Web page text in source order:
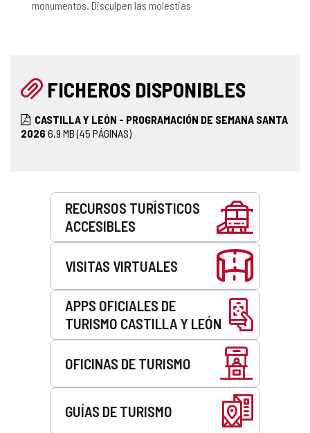
monumentos. Disculpen las molestias
FICHEROS DISPONIBLES
CASTILLA Y LEÓN - PROGRAMACIÓN DE SEMANA SANTA
2026 6,9 MB(45 PÁGINAS)
RECURSOS TURÍSTICOS
ACCESIBLES
VISITAS VIRTUALES
APPS OFICIALES DE
TURISMO CASTILLA Y LEÓN
OFICINAS DE TURISMO
GUÍAS DE TURISMO